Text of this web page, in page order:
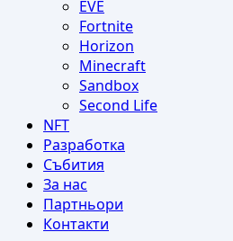
EVE
Fortnite
Horizon
Minecraft
Sandbox
Second Life
NFT
Разработка
Събития
За нас
Партньори
Контакти